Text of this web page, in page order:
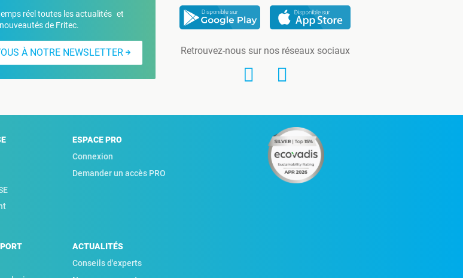
réel toutes les actualités et
nouveautés de Fritec.
À NOTRE NEWSLETTER Retrouvez-nous sur nos réseaux sociaux
ESPACE PRO
Connexion
Demander un accès PRO
ACTUALITÉS
Conseils d'experts